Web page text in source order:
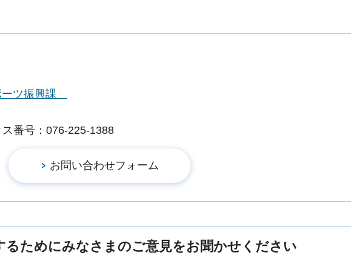
ーツ振興課
ス番号：076-225-1388
ためにみなさまのご意見をお聞かせください